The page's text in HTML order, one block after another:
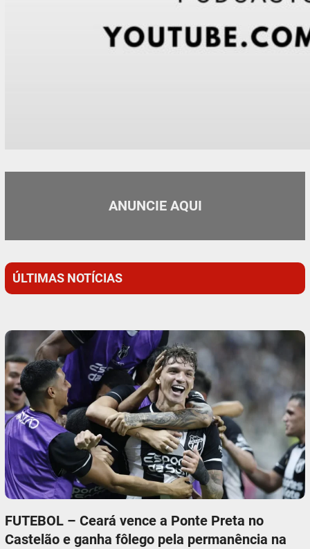
ANUNCIE AQUI
ÚLTIMAS NOTÍCIAS
FUTEBOL – Ceará vence a Ponte Preta no
Castelão e ganha fôlego pela permanência na